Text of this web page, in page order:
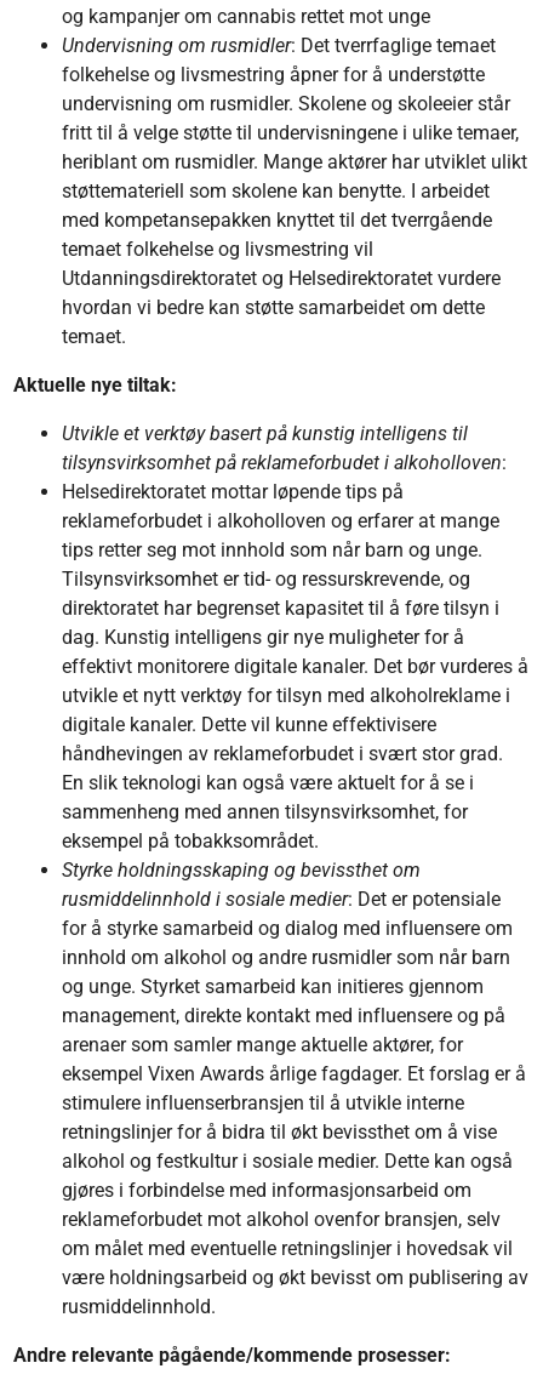
og kampanjer om cannabis rettet mot unge
Undervisning om rusmidler: Det tverrfaglige temaet
folkehelse og livsmestring åpner for å understøtte
undervisning om rusmidler. Skolene og skoleeier står
fritt til å velge støtte til undervisningene i ulike temaer,
heriblant om rusmidler. Mange aktører har utviklet ulikt
støttemateriell som skolene kan benytte. I arbeidet
med kompetansepakken knyttet til det tverrgående
temaet folkehelse og livsmestring vil
Utdanningsdirektoratet og Helsedirektoratet vurdere
hvordan vi bedre kan støtte samarbeidet om dette
temaet.
Aktuelle nye tiltak:
Utvikle et verktøy basert på kunstig intelligens til
tilsynsvirksomhet på reklameforbudet i alkoholloven:
Helsedirektoratet mottar løpende tips på
reklameforbudet i alkoholloven og erfarer at mange
tips retter seg mot innhold som når barn og unge.
Tilsynsvirksomhet er tid- og ressurskrevende, og
direktoratet har begrenset kapasitet til å føre tilsyn i
dag. Kunstig intelligens gir nye muligheter for å
effektivt monitorere digitale kanaler. Det bør vurderes å
utvikle et nytt verktøy for tilsyn med alkoholreklame i
digitale kanaler. Dette vil kunne effektivisere
håndhevingen av reklameforbudet i svært stor grad.
En slik teknologi kan også være aktuelt for å se i
sammenheng med annen tilsynsvirksomhet, for
eksempel på tobakksområdet.
Styrke holdningsskaping og bevissthet om
rusmiddelinnhold i sosiale medier: Det er potensiale
for å styrke samarbeid og dialog med influensere om
innhold om alkohol og andre rusmidler som når barn
og unge. Styrket samarbeid kan initieres gjennom
management, direkte kontakt med influensere og på
arenaer som samler mange aktuelle aktører, for
eksempel Vixen Awards årlige fagdager. Et forslag er å
stimulere influenserbransjen til å utvikle interne
retningslinjer for å bidra til økt bevissthet om å vise
alkohol og festkultur i sosiale medier. Dette kan også
gjøres i forbindelse med informasjonsarbeid om
reklameforbudet mot alkohol ovenfor bransjen, selv
om målet med eventuelle retningslinjer i hovedsak vil
være holdningsarbeid og økt bevisst om publisering av
rusmiddelinnhold.
Andre relevante pågående/kommende prosesser: